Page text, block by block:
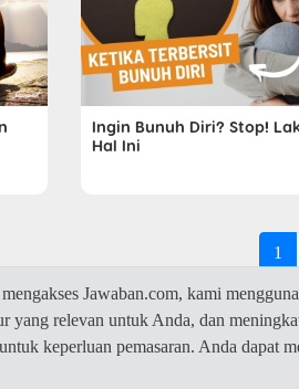
Ingin Bunuh Diri? Stop!
Hal Ini
1
Jawaban.com, kami
yang relevan untuk Anda, dan
keperluan pemasaran. Anda dapat
© 2026